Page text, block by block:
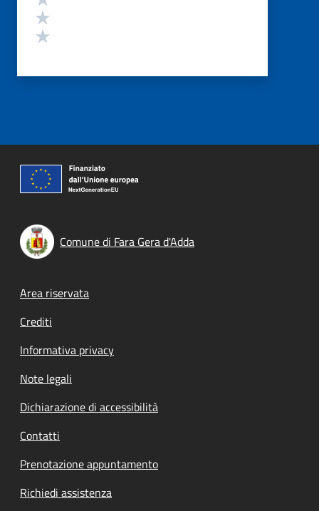
Comune di Fara Gera d'Adda
Footer menu
Area riservata
Crediti
Informativa privacy
Note legali
Dichiarazione di accessibilità
Contatti
Prenotazione appuntamento
Richiedi assistenza